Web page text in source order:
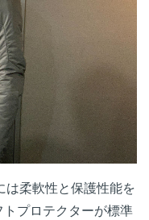
柔軟性と保護性能を
プロテクターが標準